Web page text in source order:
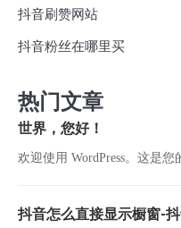
抖音刷赞网站
抖音粉丝在哪里买
热门文章
世界，您好！
欢迎使用 WordPress。这是您
抖音怎么直接显示橱窗-